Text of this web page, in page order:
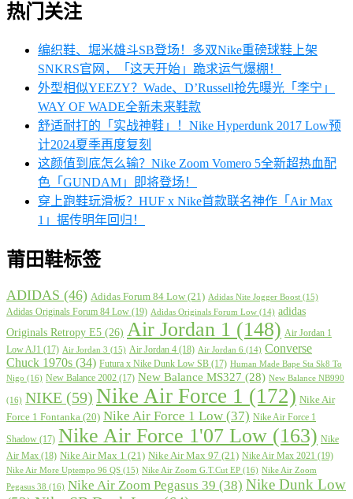
热门关注
编织鞋、堀米雄斗SB登场！多双Nike重磅球鞋上架
SNKRS官网，「这天开始」跪求运气爆棚！
外型相似YEEZY？Wade、D’Russell抢先曝光「李宁」
WAY OF WADE全新未来鞋款
舒适耐打的「实战神鞋」！Nike Hyperdunk 2017 Low预
计2024夏季再度复刻
这颜值到底怎么输？Nike Zoom Vomero 5全新超热血配
色「GUNDAM」即将登场！
穿上跑鞋玩滑板？HUF x Nike首款联名神作「Air Max
1」据传明年回归！
莆田鞋标签
ADIDAS (46) Adidas Forum 84 Low (21) Adidas Nite Jogger Boost (15)
Adidas Originals Forum 84 Low (19) Adidas Originals Forum Low (14) adidas
Originals Retropy E5 (26) Air Jordan 1 (148) Air Jordan 1
Low AJ1 (17) Air Jordan 3 (15) Air Jordan 4 (18) Air Jordan 6 (14) Converse
Chuck 1970s (34) Futura x Nike Dunk Low SB (17) Human Made Bape Sta Sk8 To
Nigo (16) New Balance 2002 (17) New Balance MS327 (28) New Balance NB990
(16) NIKE (59) Nike Air Force 1 (172) Nike Air
Force 1 Fontanka (20) Nike Air Force 1 Low (37) Nike Air Force 1
Shadow (17) Nike Air Force 1'07 Low (163) Nike
Air Max (18) Nike Air Max 1 (21) Nike Air Max 97 (21) Nike Air Max 2021 (19)
Nike Air More Uptempo 96 QS (15) Nike Air Zoom G.T.Cut EP (16) Nike Air Zoom
Pegasus 38 (16) Nike Air Zoom Pegasus 39 (38) Nike Dunk Low